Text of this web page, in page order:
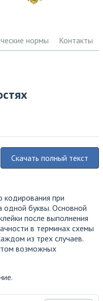
нормы Контакты
Скачать полный текст
кодирования при
одной буквы. Основной
после выполнения
в терминах схемы
из трех случаев.
возможных